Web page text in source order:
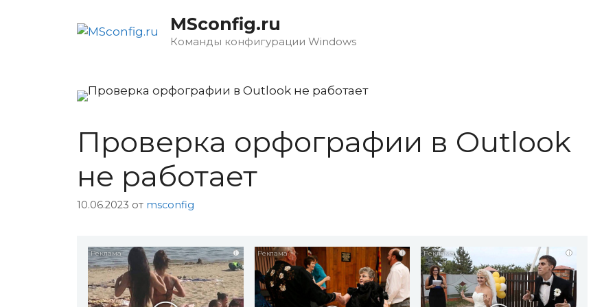
MSconfig.ru
Команды конфигурации Windows
Проверка орфографии в Outlook
не работает
10.06.2023 от msconfig
i i i